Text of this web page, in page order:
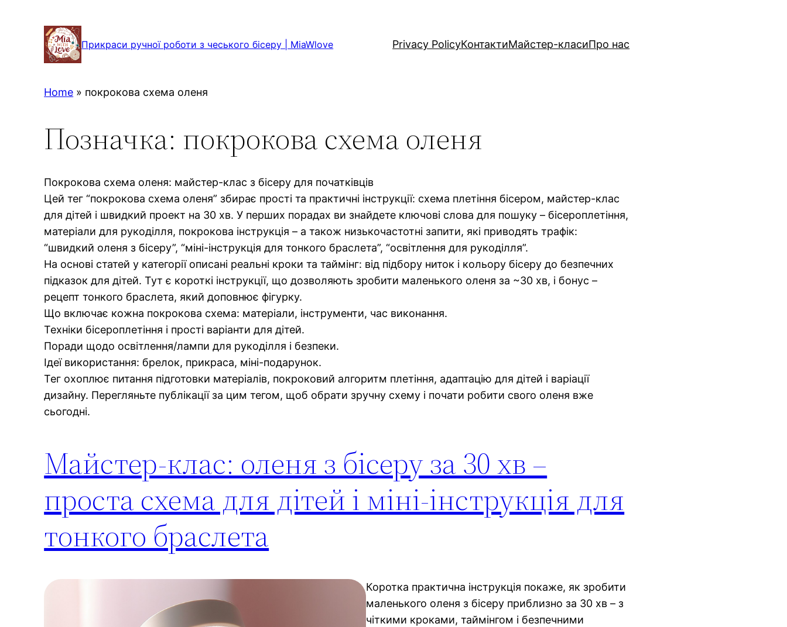
Прикраси ручної роботи з чеського бісеру | MiaWlove Privacy PolicyКонтактиМайстер-класиПро нас
Home » покрокова схема оленя
Позначка: покрокова схема оленя
Покрокова схема оленя: майстер-клас з бісеру для початківців
Цей тег “покрокова схема оленя” збирає прості та практичні інструкції: схема плетіння бісером, майстер-клас
для дітей і швидкий проект на 30 хв. У перших порадах ви знайдете ключові слова для пошуку – бісероплетіння,
матеріали для рукоділля, покрокова інструкція – а також низькочастотні запити, які приводять трафік:
“швидкий оленя з бісеру”, “міні-інструкція для тонкого браслета”, “освітлення для рукоділля”.
На основі статей у категорії описані реальні кроки та таймінг: від підбору ниток і кольору бісеру до безпечних
підказок для дітей. Тут є короткі інструкції, що дозволяють зробити маленького оленя за ~30 хв, і бонус –
рецепт тонкого браслета, який доповнює фігурку.
Що включає кожна покрокова схема: матеріали, інструменти, час виконання.
Техніки бісероплетіння і прості варіанти для дітей.
Поради щодо освітлення/лампи для рукоділля і безпеки.
Ідеї використання: брелок, прикраса, міні-подарунок.
Тег охоплює питання підготовки матеріалів, покроковий алгоритм плетіння, адаптацію для дітей і варіації
дизайну. Перегляньте публікації за цим тегом, щоб обрати зручну схему і почати робити свого оленя вже
сьогодні.
Майстер-клас: оленя з бісеру за 30 хв –
проста схема для дітей і міні-інструкція для
тонкого браслета
Коротка практична інструкція покаже, як зробити
маленького оленя з бісеру приблизно за 30 хв – з
чіткими кроками, таймінгом і безпечними